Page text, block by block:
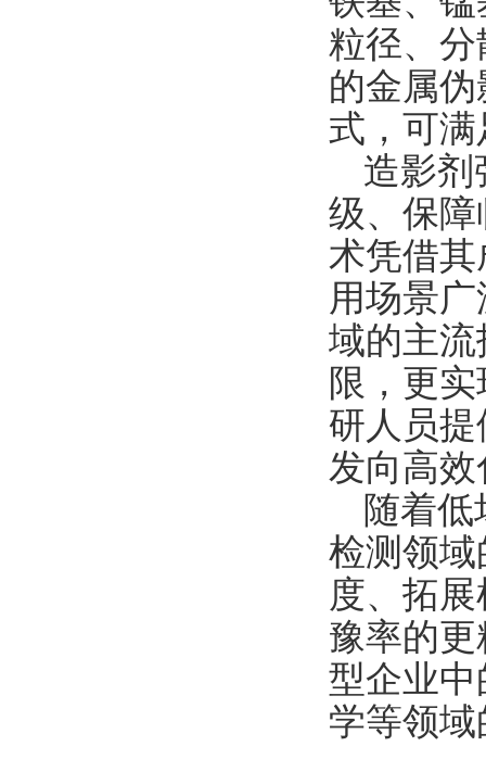
粒径、
的金属
式，可
造影剂
级、保
术凭借
用场景
域的主
限，更
研人员
发向高
随着
检测领
度、拓
豫率的
型企业
学等领